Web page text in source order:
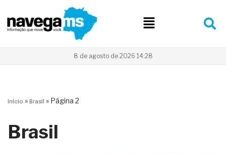
Pular
para
8 de agosto de 2026 14:28
Início » Brasil » Página 2
Brasil